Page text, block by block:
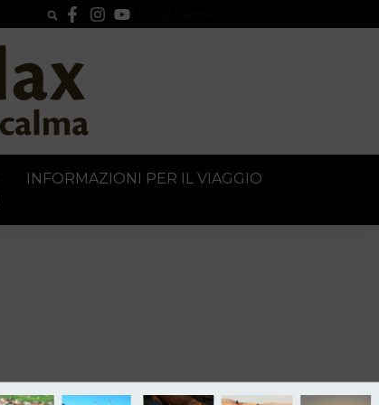
INFORMAZIONI PER IL VIAGGIO